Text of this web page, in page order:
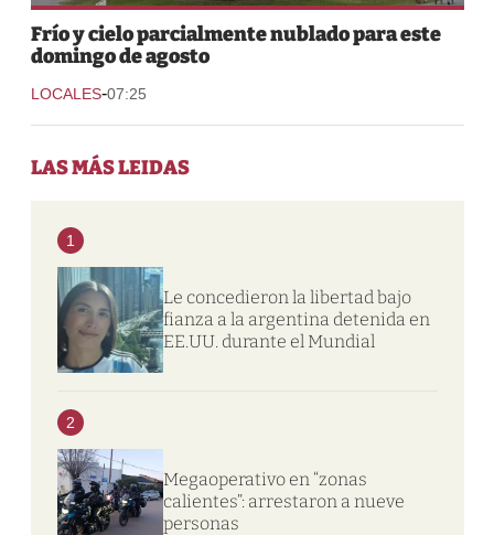
Frío y cielo parcialmente nublado para este
domingo de agosto
LOCALES-07:25
LAS MÁS LEIDAS
1
Le concedieron la libertad bajo
fianza a la argentina detenida en
EE.UU. durante el Mundial
2
Megaoperativo en “zonas
calientes”: arrestaron a nueve
personas